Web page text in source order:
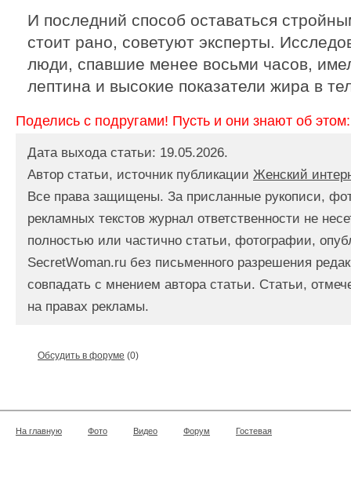
И последний способ оставаться
стоит рано, советуют эксперты.
люди, спавшие менее восьми часов,
лептина и высокие показатели жира в
Поделись с подругами! Пусть и они знают об этом:
Дата выхода статьи: 19.05.2026.
Автор статьи, источник публикации Женский
Все права защищены. За присланные рукописи,
рекламных текстов журнал ответственности не
полностью или частично статьи, фотографии,
SecretWoman.ru без письменного разрешения
совпадать с мнением автора статьи. Статьи,
на правах рекламы.
Обсудить в форуме (0)
На главную Фото Видео Форум Гостевая